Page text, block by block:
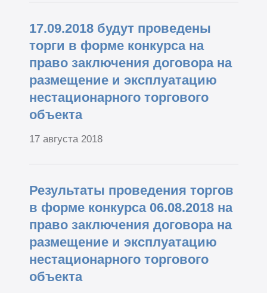
17.09.2018 будут проведены
торги в форме конкурса на
право заключения договора на
размещение и эксплуатацию
нестационарного торгового
объекта
17 августа 2018
Результаты проведения торгов
в форме конкурса 06.08.2018 на
право заключения договора на
размещение и эксплуатацию
нестационарного торгового
объекта